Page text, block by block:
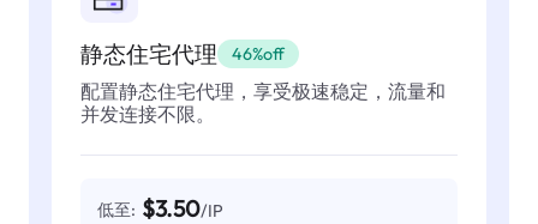
静态住宅代理 46%off
配置静态住宅代理，享受极速稳定，流量和
并发连接不限。
低至: $3.50/IP